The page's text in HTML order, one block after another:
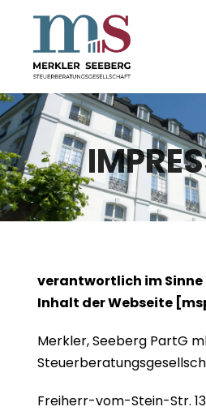
verantwortlich im Sinne
Inhalt der Webseite
Merkler, Seeberg PartG
Freiherr-vom-Stein-Str. 13